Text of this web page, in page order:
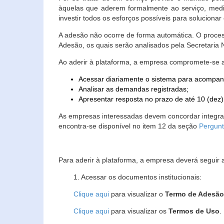
àquelas que aderem formalmente ao serviço,
investir todos os esforços possíveis para
A adesão não ocorre de forma automática. O
Adesão, os quais serão analisados pela Secretaria
Ao aderir à plataforma, a empresa compromete-se
Acessar diariamente o sistema para
Analisar as demandas registradas;
Apresentar resposta no prazo de até 10
As empresas interessadas devem concordar
encontra-se disponível no item 12 da seção
Para aderir à plataforma, a empresa deverá seguir
1. Acessar os documentos institucionais:
Clique aqui para visualizar o Termo de
Clique aqui para visualizar os Termos de Uso